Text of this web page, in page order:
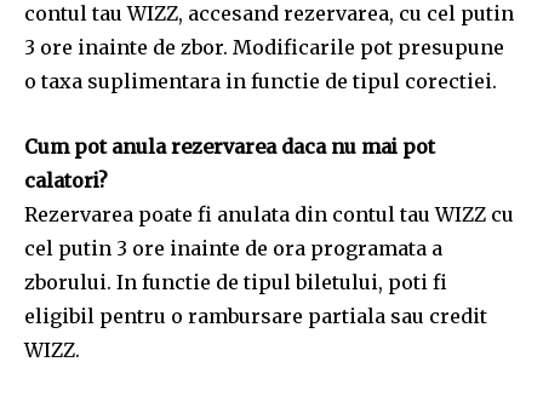
contul tau WIZZ, accesand rezervarea, cu cel putin
3 ore inainte de zbor. Modificarile pot presupune
o taxa suplimentara in functie de tipul corectiei.
Cum pot anula rezervarea daca nu mai pot
calatori?
Rezervarea poate fi anulata din contul tau WIZZ cu
cel putin 3 ore inainte de ora programata a
zborului. In functie de tipul biletului, poti fi
eligibil pentru o rambursare partiala sau credit
WIZZ.